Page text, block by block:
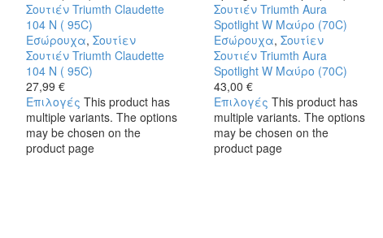
Σουτιέν Triumth Claudette
104 N ( 95C)
Εσώρουχα, Σουτίεν
Σουτιέν Triumth Claudette
104 N ( 95C)
27,99 €
Επιλογές This product has
multiple variants. The options
may be chosen on the
product page
Σουτιέν Triumth Aura
Spotlight W Μαύρο (70C)
Εσώρουχα, Σουτίεν
Σουτιέν Triumth Aura
Spotlight W Μαύρο (70C)
43,00 €
Επιλογές This product has
multiple variants. The options
may be chosen on the
product page